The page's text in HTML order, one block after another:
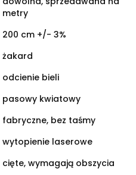
metry
200 cm +/- 3%
żakard
odcienie bieli
pasowy kwiatowy
fabryczne, bez taśmy
wytopienie laserowe
cięte, wymagają obszycia